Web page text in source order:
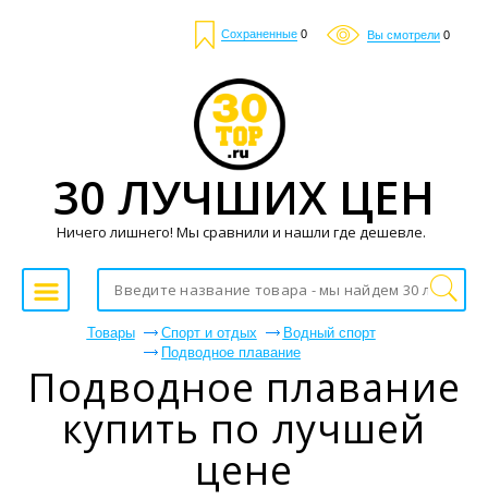
Сохраненные 0 Вы смотрели 0
Товары Спорт и отдых
Водный спорт
Подводное плавание
Подводное плавание
купить по лучшей
цене
30 ЛУЧШИХ ЦЕН
Ничего лишнего! Мы сравнили и нашли где дешевле.